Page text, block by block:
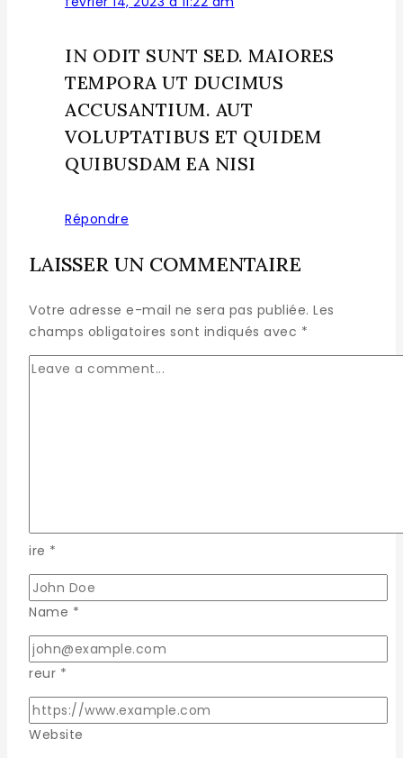
IN ODIT SUNT SED. MAIORES
TEMPORA UT DUCIMUS
ACCUSANTIUM. AUT
VOLUPTATIBUS ET QUIDEM
QUIBUSDAM EA NISI
Répondre
LAISSER UN COMMENTAIRE
Votre adresse e-mail ne sera pas publiée. Les
champs obligatoires sont indiqués avec *
ire *
Name *
reur *
Website